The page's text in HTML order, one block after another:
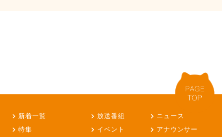
新着一覧 放送番組
ニュース
特集
イベント
アナウンサー